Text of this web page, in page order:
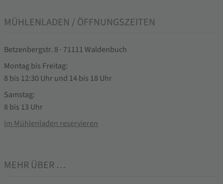
MÜHLENLADEN / ÖFFNUNGSZEITEN
Betzenbergstr. 8 · 71111 Waldenbuch
Montag bis Freitag:
8 bis 12:30 Uhr und 14 bis 18 Uhr
Samstag:
8 bis 13 Uhr
Im Mühlenladen reservieren
MEHR ÜBER …